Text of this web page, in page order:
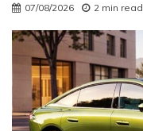
07/08/2026 2 min read